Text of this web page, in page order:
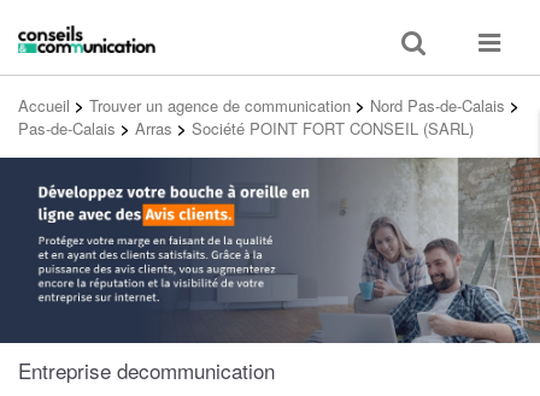
Toggle
search
Toggle
Accueil > Trouver un agence de communication > Nord Pas-de-Calais >
Pas-de-Calais > Arras > Société POINT FORT CONSEIL (SARL)
Entreprise decommunication